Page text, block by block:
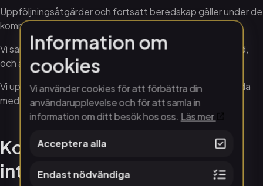
Uppföljningsåtgärder och fortsatt beredskap gäller under de
kommande dygnen.
Vi sänder ett stort tack till Räddningstjänst Östergötland,
och alla som hjälpt oss det här dygnet.
Vi uppdaterar löpande våra sociala medier och vår hemsida
med aktuell information.
Kontakt och möjlighet till
intervju
Information om
cookies
Vi använder cookies för att förbättra din
användarupplevelse och för att samla in
information om ditt besök hos oss. Läs mer
Acceptera alla
Endast nödvändiga